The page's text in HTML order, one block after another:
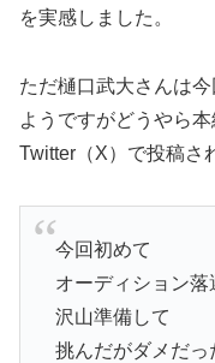
を実感しました。
ただ樋口武大さんは
ようですがどうやら
Twitter（X）で投稿さ
今回初めて
オーディション落
沢山準備して
挑んだがダメだっ